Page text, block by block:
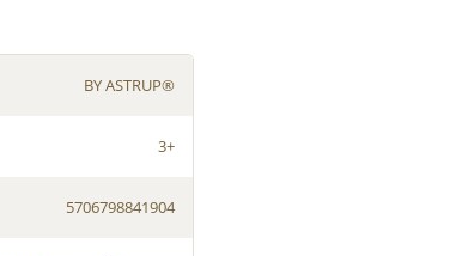
BY ASTRUP®
3+
5706798841904